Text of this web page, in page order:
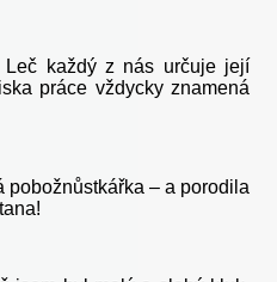
Leč každý z nás určuje její
práce vždycky znamená
pobožnůstkářka – a porodila